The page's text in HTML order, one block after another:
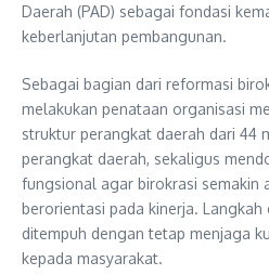
Daerah (PAD) sebagai fondasi
keberlanjutan pembangunan.
Sebagai bagian dari reformasi
melakukan penataan organisasi
struktur perangkat daerah dari 44
perangkat daerah, sekaligus
fungsional agar birokrasi semakin
berorientasi pada kinerja. Langkah
ditempuh dengan tetap menjaga
kepada masyarakat.